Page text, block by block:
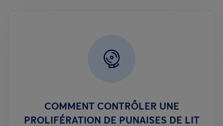
COMMENT CONTRÔLER UNE
PROLIFÉRATION DE PUNAISES DE LIT